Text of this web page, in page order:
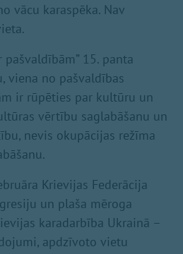
vācu karaspēka. Nav
pašvaldībām” 15. panta
viena no pašvaldības
ir rūpēties par kultūru un
vērtību saglabāšanu un
nevis okupācijas režīma
Krievijas Federācija
un plaša mēroga
karadarbība Ukrainā –
apdzīvoto vietu